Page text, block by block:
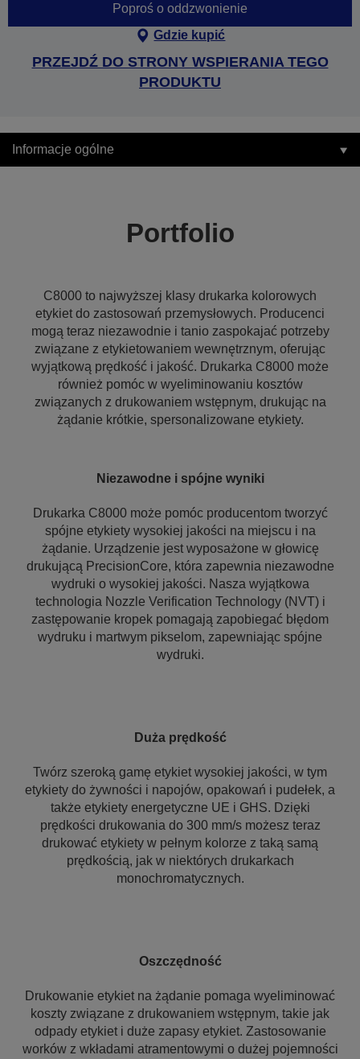
Poproś o oddzwonienie
Gdzie kupić
PRZEJDŹ DO STRONY WSPIERANIA TEGO
PRODUKTU
Informacje ogólne
Portfolio
C8000 to najwyższej klasy drukarka kolorowych
etykiet do zastosowań przemysłowych. Producenci
mogą teraz niezawodnie i tanio zaspokajać potrzeby
związane z etykietowaniem wewnętrznym, oferując
wyjątkową prędkość i jakość. Drukarka C8000 może
również pomóc w wyeliminowaniu kosztów
związanych z drukowaniem wstępnym, drukując na
żądanie krótkie, spersonalizowane etykiety.
Niezawodne i spójne wyniki
Drukarka C8000 może pomóc producentom tworzyć
spójne etykiety wysokiej jakości na miejscu i na
żądanie. Urządzenie jest wyposażone w głowicę
drukującą PrecisionCore, która zapewnia niezawodne
wydruki o wysokiej jakości. Nasza wyjątkowa
technologia Nozzle Verification Technology (NVT) i
zastępowanie kropek pomagają zapobiegać błędom
wydruku i martwym pikselom, zapewniając spójne
wydruki.
Duża prędkość
Twórz szeroką gamę etykiet wysokiej jakości, w tym
etykiety do żywności i napojów, opakowań i pudełek, a
także etykiety energetyczne UE i GHS. Dzięki
prędkości drukowania do 300 mm/s możesz teraz
drukować etykiety w pełnym kolorze z taką samą
prędkością, jak w niektórych drukarkach
monochromatycznych.
Oszczędność
Drukowanie etykiet na żądanie pomaga wyeliminować
koszty związane z drukowaniem wstępnym, takie jak
odpady etykiet i duże zapasy etykiet. Zastosowanie
worków z wkładami atramentowymi o dużej pojemności